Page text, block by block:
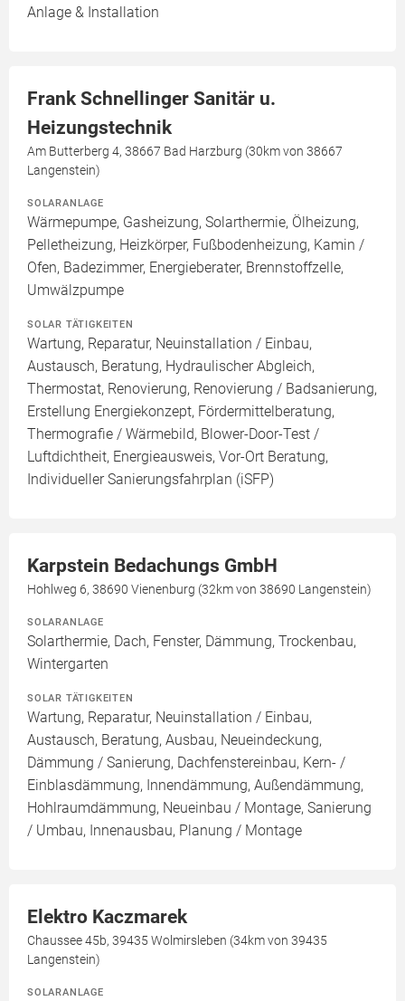
Anlage & Installation
Frank Schnellinger Sanitär u.
Heizungstechnik
Am Butterberg 4, 38667 Bad Harzburg (30km von 38667
Langenstein)
SOLARANLAGE
Wärmepumpe, Gasheizung, Solarthermie, Ölheizung,
Pelletheizung, Heizkörper, Fußbodenheizung, Kamin /
Ofen, Badezimmer, Energieberater, Brennstoffzelle,
Umwälzpumpe
SOLAR TÄTIGKEITEN
Wartung, Reparatur, Neuinstallation / Einbau,
Austausch, Beratung, Hydraulischer Abgleich,
Thermostat, Renovierung, Renovierung / Badsanierung,
Erstellung Energiekonzept, Fördermittelberatung,
Thermografie / Wärmebild, Blower-Door-Test /
Luftdichtheit, Energieausweis, Vor-Ort Beratung,
Individueller Sanierungsfahrplan (iSFP)
Karpstein Bedachungs GmbH
Hohlweg 6, 38690 Vienenburg (32km von 38690 Langenstein)
SOLARANLAGE
Solarthermie, Dach, Fenster, Dämmung, Trockenbau,
Wintergarten
SOLAR TÄTIGKEITEN
Wartung, Reparatur, Neuinstallation / Einbau,
Austausch, Beratung, Ausbau, Neueindeckung,
Dämmung / Sanierung, Dachfenstereinbau, Kern- /
Einblasdämmung, Innendämmung, Außendämmung,
Hohlraumdämmung, Neueinbau / Montage, Sanierung
/ Umbau, Innenausbau, Planung / Montage
Elektro Kaczmarek
Chaussee 45b, 39435 Wolmirsleben (34km von 39435
Langenstein)
SOLARANLAGE